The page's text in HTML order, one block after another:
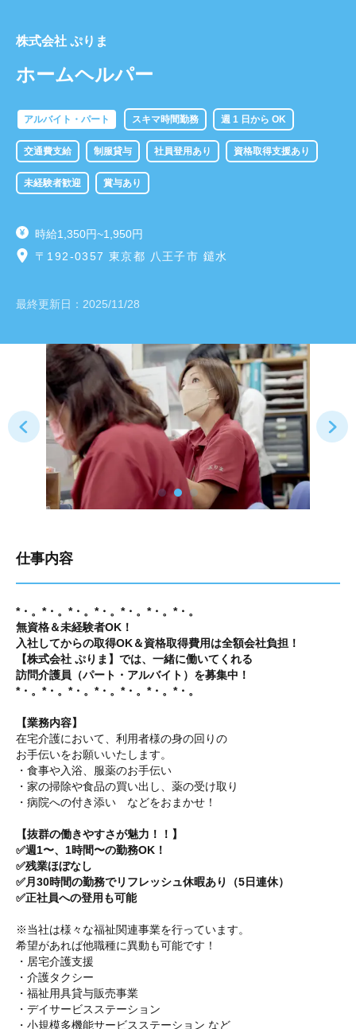
株式会社 ぷりま
ホームヘルパー
アルバイト・パート スキマ時間勤務 週 1 日から OK
交通費支給 制服貸与 社員登用あり 資格取得支援あり
未経験者歓迎 賞与あり
時給1,350円~1,950円
〒192-0357 東京都 八王子市 鑓水
最終更新日： 2025/11/28
仕事内容
*・。*・。*・。*・。*・。*・。*・。
無資格＆未経験者OK！
入社してからの取得OK＆資格取得費用は全額会社負担！
【株式会社 ぷりま】では、一緒に働いてくれる
訪問介護員（パート・アルバイト）を募集中！
*・。*・。*・。*・。*・。*・。*・。
【業務内容】
在宅介護において、利用者様の身の回りの
お手伝いをお願いいたします。
・食事や入浴、服薬のお手伝い
・家の掃除や食品の買い出し、薬の受け取り
・病院への付き添い などをおまかせ！
【抜群の働きやすさが魅力！！】
✅週1〜、1時間〜の勤務OK！
✅残業ほぼなし
✅月30時間の勤務でリフレッシュ休暇あり（5日連休）
✅正社員への登用も可能
※当社は様々な福祉関連事業を行っています。
希望があれば他職種に異動も可能です！
・居宅介護支援
・介護タクシー
・福祉用具貸与販売事業
・デイサービスステーション
・小規模多機能サービスステーション など